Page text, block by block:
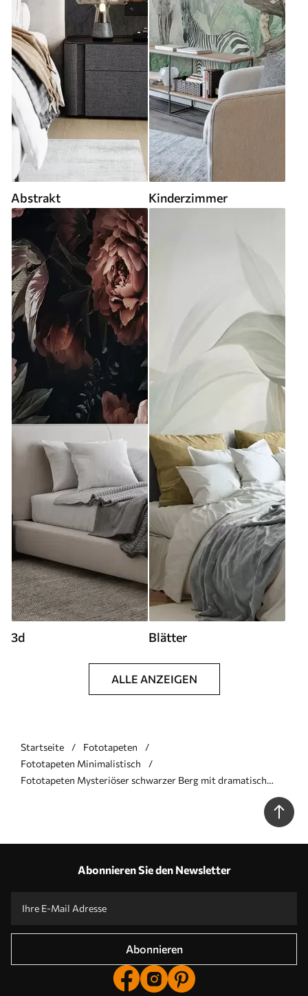
Abstrakt Kinderzimmer
3d Blätter
ALLE ANZEIGEN
Startseite
Fototapeten
Fototapeten Minimalistisch
Fototapeten Mysteriöser schwarzer Berg mit dramatisch
Abonnieren Sie den Newsletter
Abonnieren